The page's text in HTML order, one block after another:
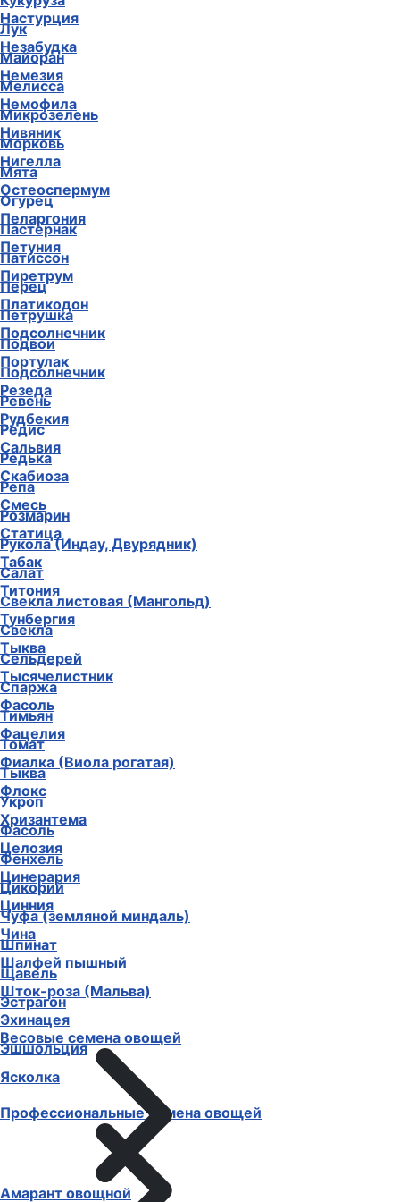
Настурция
Незабудка
Немезия
Немофила
Нивяник
Нигелла
Остеоспермум
Пеларгония
Петуния
Пиретрум
Платикодон
Подсолнечник
Портулак
Резеда
Рудбекия
Сальвия
Скабиоза
Смесь
Статица
Табак
Титония
Тунбергия
Тыква
Тысячелистник
Фасоль
Фацелия
Фиалка (Виола рогатая)
Флокс
Хризантема
Целозия
Цинерария
Цинния
Чина
Шалфей пышный
Шток-роза (Мальва)
Эхинацея
Эшшольция
Ясколка
Профессиональные семена овощей
Лук
Майоран
Мелисса
Микрозелень
Морковь
Мята
Огурец
Пастернак
Патиссон
Перец
Петрушка
Подвои
Подсолнечник
Ревень
Редис
Редька
Репа
Розмарин
Рукола (Индау, Двурядник)
Салат
Свекла листовая (Мангольд)
Свекла
Сельдерей
Спаржа
Тимьян
Томат
Тыква
Укроп
Фасоль
Фенхель
Цикорий
Чуфа (земляной миндаль)
Шпинат
Щавель
Эстрагон
Весовые семена овощей
Амарант овощной